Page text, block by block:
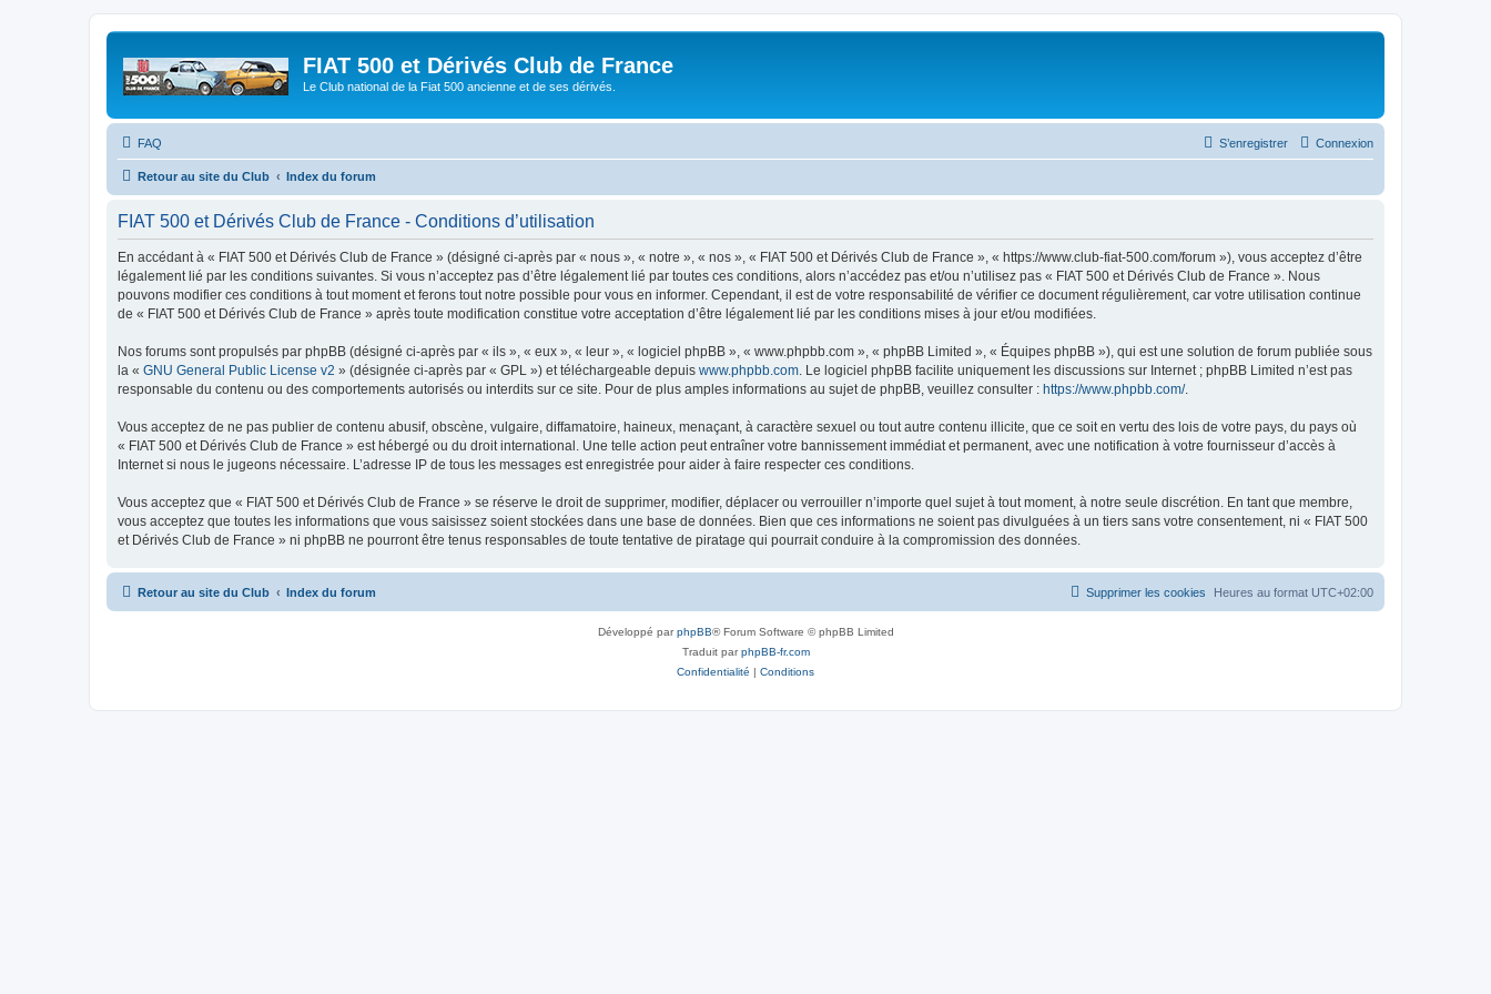
FIAT 500 et Dérivés Club de France
Le Club national de la Fiat 500 ancienne et de ses dérivés.
FAQ Connexion
S’enregistrer
Retour au site du Club Index du forum
FIAT 500 et Dérivés Club de France - Conditions d’utilisation
En accédant à « FIAT 500 et Dérivés Club de France » (désigné ci-après par « nous », « notre », « nos », « FIAT 500 et Dérivés Club de France », « https://www.club-fiat-500.com/forum »), vous acceptez d’être
légalement lié par les conditions suivantes. Si vous n’acceptez pas d’être légalement lié par toutes ces conditions, alors n’accédez pas et/ou n’utilisez pas « FIAT 500 et Dérivés Club de France ». Nous
pouvons modifier ces conditions à tout moment et ferons tout notre possible pour vous en informer. Cependant, il est de votre responsabilité de vérifier ce document régulièrement, car votre utilisation continue
de « FIAT 500 et Dérivés Club de France » après toute modification constitue votre acceptation d’être légalement lié par les conditions mises à jour et/ou modifiées.
Nos forums sont propulsés par phpBB (désigné ci-après par « ils », « eux », « leur », « logiciel phpBB », « www.phpbb.com », « phpBB Limited », « Équipes phpBB »), qui est une solution de forum publiée sous
la « GNU General Public License v2 » (désignée ci-après par « GPL ») et téléchargeable depuis www.phpbb.com . Le logiciel phpBB facilite uniquement les discussions sur Internet ; phpBB Limited n’est pas
responsable du contenu ou des comportements autorisés ou interdits sur ce site. Pour de plus amples informations au sujet de phpBB, veuillez consulter : https://www.phpbb.com/.
Vous acceptez de ne pas publier de contenu abusif, obscène, vulgaire, diffamatoire, haineux, menaçant, à caractère sexuel ou tout autre contenu illicite, que ce soit en vertu des lois de votre pays, du pays où
« FIAT 500 et Dérivés Club de France » est hébergé ou du droit international. Une telle action peut entraîner votre bannissement immédiat et permanent, avec une notification à votre fournisseur d’accès à
Internet si nous le jugeons nécessaire. L’adresse IP de tous les messages est enregistrée pour aider à faire respecter ces conditions.
Vous acceptez que « FIAT 500 et Dérivés Club de France » se réserve le droit de supprimer, modifier, déplacer ou verrouiller n’importe quel sujet à tout moment, à notre seule discrétion. En tant que membre,
vous acceptez que toutes les informations que vous saisissez soient stockées dans une base de données. Bien que ces informations ne soient pas divulguées à un tiers sans votre consentement, ni « FIAT 500
et Dérivés Club de France » ni phpBB ne pourront être tenus responsables de toute tentative de piratage qui pourrait conduire à la compromission des données.
Retour au site du Club Index du forum Heures au format UTC+02:00
Supprimer les cookies
Développé parphpBB® Forum Software © phpBB Limited
Traduit parphpBB-fr.com
Confidentialité | Conditions